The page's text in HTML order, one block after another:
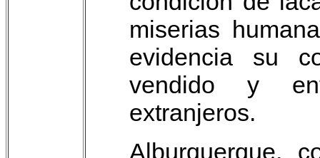
miserias
evidencia su
vendido y
extranjeros.
Alburquerque,